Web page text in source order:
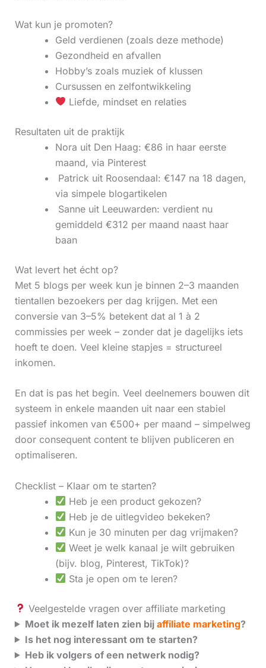
Wat kun je promoten?
Geld verdienen (zoals deze methode)
Gezondheid en afvallen
Hobby’s zoals muziek of klussen
Cursussen en zelfontwikkeling
Liefde, mindset en relaties
Resultaten uit de praktijk
Nora uit Den Haag: €86 in haar eerste
maand, via Pinterest
‍ Patrick uit Roosendaal: €147 na 18 dagen,
via simpele blogartikelen
‍ Sanne uit Leeuwarden: verdient nu
gemiddeld €312 per maand naast haar
baan
Wat levert het écht op?
Met 5 blogs per week kun je binnen 2–3 maanden
tientallen bezoekers per dag krijgen. Met een
conversie van 3–5% betekent dat al 1 à 2
commissies per week – zonder dat je dagelijks iets
hoeft te doen. Veel kleine stapjes = structureel
inkomen.
En dat is pas het begin. Veel deelnemers bouwen dit
systeem in enkele maanden uit naar een stabiel
passief inkomen van €500+ per maand – simpelweg
door consequent content te blijven publiceren en
optimaliseren.
Checklist – Klaar om te starten?
Heb je een product gekozen?
Heb je de uitlegvideo bekeken?
Kun je 30 minuten per dag vrijmaken?
Weet je welk kanaal je wilt gebruiken
(bijv. blog, Pinterest, TikTok)?
Sta je open om te leren?
Veelgestelde vragen over affiliate marketing
Moet ik mezelf laten zien bij affiliate marketing?
Is het nog interessant om te starten?
Heb ik volgers of een netwerk nodig?